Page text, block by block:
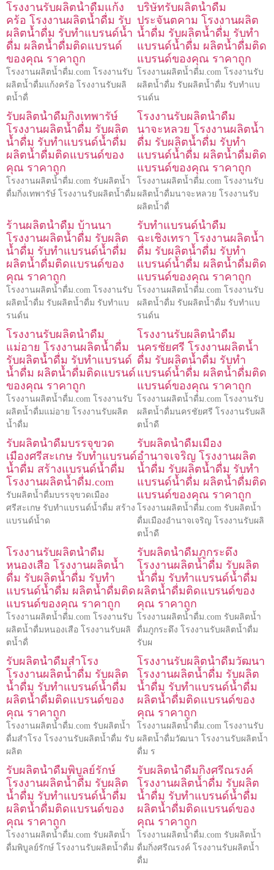
โรงงานรับผลิตน้ำดื่มแก้ง
คร้อ โรงงานผลิตน้ำดื่ม รับ
ผลิตน้ำดื่ม รับทำแบรนด์น้ำ
ดื่ม ผลิตน้ำดื่มติดแบรนด์
ของคุณ ราคาถูก
โรงงานผลิตน้ำดื่ม.com โรงงานรับ
ผลิตน้ำดื่มแก้งคร้อ โรงงานรับผลิ
ตน้ำดื่
บริษัทรับผลิตน้ำดื่ม
ประจันตคาม โรงงานผลิต
น้ำดื่ม รับผลิตน้ำดื่ม รับทำ
แบรนด์น้ำดื่ม ผลิตน้ำดื่มติด
แบรนด์ของคุณ ราคาถูก
โรงงานผลิตน้ำดื่ม.com โรงงานรับ
ผลิตน้ำดื่ม รับผลิตน้ำดื่ม รับทำแบ
รนด์น
รับผลิตน้ำดื่มกิ่งเทพารัษ์
โรงงานผลิตน้ำดื่ม รับผลิต
น้ำดื่ม รับทำแบรนด์น้ำดื่ม
ผลิตน้ำดื่มติดแบรนด์ของ
คุณ ราคาถูก
โรงงานผลิตน้ำดื่ม.com รับผลิตน้ำ
ดื่มกิ่งเทพารัษ์ โรงงานรับผลิตน้ำดื่ม
โรงงานรับผลิตน้ำดื่ม
นาจะหลวย โรงงานผลิตน้ำ
ดื่ม รับผลิตน้ำดื่ม รับทำ
แบรนด์น้ำดื่ม ผลิตน้ำดื่มติด
แบรนด์ของคุณ ราคาถูก
โรงงานผลิตน้ำดื่ม.com โรงงานรับ
ผลิตน้ำดื่มนาจะหลวย โรงงานรับ
ผลิตน้ำดื่
ร้านผลิตน้ำดื่ม บ้านนา
โรงงานผลิตน้ำดื่ม รับผลิต
น้ำดื่ม รับทำแบรนด์น้ำดื่ม
ผลิตน้ำดื่มติดแบรนด์ของ
คุณ ราคาถูก
โรงงานผลิตน้ำดื่ม.com โรงงานรับ
ผลิตน้ำดื่ม รับผลิตน้ำดื่ม รับทำแบ
รนด์น
รับทำแบรนด์น้ำดื่ม
ฉะเชิงเทรา โรงงานผลิตน้ำ
ดื่ม รับผลิตน้ำดื่ม รับทำ
แบรนด์น้ำดื่ม ผลิตน้ำดื่มติด
แบรนด์ของคุณ ราคาถูก
โรงงานผลิตน้ำดื่ม.com โรงงานรับ
ผลิตน้ำดื่ม รับผลิตน้ำดื่ม รับทำแบ
รนด์น
โรงงานรับผลิตน้ำดื่ม
แม่อาย โรงงานผลิตน้ำดื่ม
รับผลิตน้ำดื่ม รับทำแบรนด์
น้ำดื่ม ผลิตน้ำดื่มติดแบรนด์
ของคุณ ราคาถูก
โรงงานผลิตน้ำดื่ม.com โรงงานรับ
ผลิตน้ำดื่มแม่อาย โรงงานรับผลิต
น้ำดื่ม
โรงงานรับผลิตน้ำดื่ม
นครชัยศรี โรงงานผลิตน้ำ
ดื่ม รับผลิตน้ำดื่ม รับทำ
แบรนด์น้ำดื่ม ผลิตน้ำดื่มติด
แบรนด์ของคุณ ราคาถูก
โรงงานผลิตน้ำดื่ม.com โรงงานรับ
ผลิตน้ำดื่มนครชัยศรี โรงงานรับผลิ
ตน้ำดื
รับผลิตน้ำดื่มบรรจุขวด
เมืองศรีสะเกษ รับทำแบรนด์
น้ำดื่ม สร้างแบรนด์น้ำดื่ม
โรงงานผลิตน้ำดื่ม.com
รับผลิตน้ำดื่มบรรจุขวดเมือง
ศรีสะเกษ รับทำแบรนด์น้ำดื่ม สร้าง
แบรนด์น้ำด
รับผลิตน้ำดื่มเมือง
อำนาจเจริญ โรงงานผลิต
น้ำดื่ม รับผลิตน้ำดื่ม รับทำ
แบรนด์น้ำดื่ม ผลิตน้ำดื่มติด
แบรนด์ของคุณ ราคาถูก
โรงงานผลิตน้ำดื่ม.com รับผลิตน้ำ
ดื่มเมืองอำนาจเจริญ โรงงานรับผลิ
ตน้ำดื
โรงงานรับผลิตน้ำดื่ม
หนองเสือ โรงงานผลิตน้ำ
ดื่ม รับผลิตน้ำดื่ม รับทำ
แบรนด์น้ำดื่ม ผลิตน้ำดื่มติด
แบรนด์ของคุณ ราคาถูก
โรงงานผลิตน้ำดื่ม.com โรงงานรับ
ผลิตน้ำดื่มหนองเสือ โรงงานรับผลิ
ตน้ำดื่
รับผลิตน้ำดื่มภูกระดึง
โรงงานผลิตน้ำดื่ม รับผลิต
น้ำดื่ม รับทำแบรนด์น้ำดื่ม
ผลิตน้ำดื่มติดแบรนด์ของ
คุณ ราคาถูก
โรงงานผลิตน้ำดื่ม.com รับผลิตน้ำ
ดื่มภูกระดึง โรงงานรับผลิตน้ำดื่ม
รับผ
รับผลิตน้ำดื่มสำโรง
โรงงานผลิตน้ำดื่ม รับผลิต
น้ำดื่ม รับทำแบรนด์น้ำดื่ม
ผลิตน้ำดื่มติดแบรนด์ของ
คุณ ราคาถูก
โรงงานผลิตน้ำดื่ม.com รับผลิตน้ำ
ดื่มสำโรง โรงงานรับผลิตน้ำดื่ม รับ
ผลิต
โรงงานรับผลิตน้ำดื่มวัฒนา
โรงงานผลิตน้ำดื่ม รับผลิต
น้ำดื่ม รับทำแบรนด์น้ำดื่ม
ผลิตน้ำดื่มติดแบรนด์ของ
คุณ ราคาถูก
โรงงานผลิตน้ำดื่ม.com โรงงานรับ
ผลิตน้ำดื่มวัฒนา โรงงานรับผลิตน้ำ
ดื่ม ร
รับผลิตน้ำดื่มพิบูลย์รักษ์
โรงงานผลิตน้ำดื่ม รับผลิต
น้ำดื่ม รับทำแบรนด์น้ำดื่ม
ผลิตน้ำดื่มติดแบรนด์ของ
คุณ ราคาถูก
โรงงานผลิตน้ำดื่ม.com รับผลิตน้ำ
ดื่มพิบูลย์รักษ์ โรงงานรับผลิตน้ำดื่ม
รับผลิตน้ำดื่มกิ่งศรีณรงค์
โรงงานผลิตน้ำดื่ม รับผลิต
น้ำดื่ม รับทำแบรนด์น้ำดื่ม
ผลิตน้ำดื่มติดแบรนด์ของ
คุณ ราคาถูก
โรงงานผลิตน้ำดื่ม.com รับผลิตน้ำ
ดื่มกิ่งศรีณรงค์ โรงงานรับผลิตน้ำ
ดื่ม